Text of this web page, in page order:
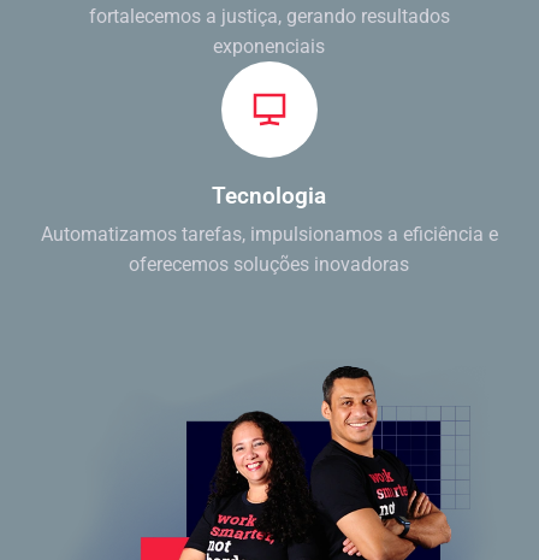
fortalecemos a justiça, gerando resultados
exponenciais
Tecnologia
Automatizamos tarefas, impulsionamos a eficiência e
oferecemos soluções inovadoras